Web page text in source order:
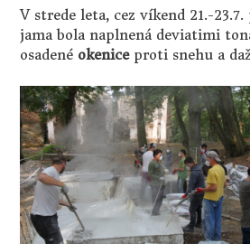
V strede leta, cez víkend 21.-
jama bola naplnená deviatimi
osadené okeniceproti snehu a